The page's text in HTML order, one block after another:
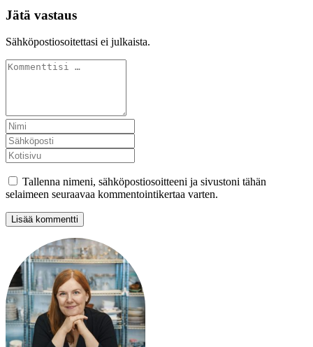
Jätä vastaus
Sähköpostiosoitettasi ei julkaista.
Tallenna nimeni, sähköpostiosoitteeni ja sivustoni tähän
selaimeen seuraavaa kommentointikertaa varten.